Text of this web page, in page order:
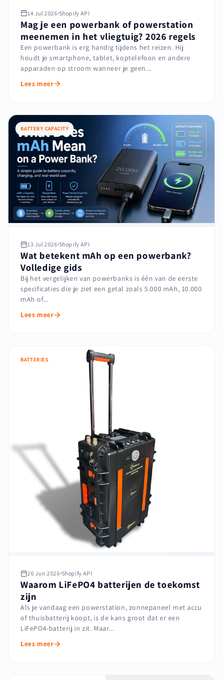
14 Jul 2026 Shopify API
Mag je een powerbank of powerstation
meenemen in het vliegtuig? 2026 regels
Een powerbank is erg handig tijdens het reizen. Hij
houdt je smartphone, tablet, koptelefoon en andere
apparaden op stroom wanneer je geen...
Lees meer
BATTERY CAPACITY
13 Jul 2026 Shopify API
Wat betekent mAh op een powerbank?
Volledige gids
Bij het vergelijken van powerbanks is één van de eerste
specificaties die je ziet een getal zoals 5.000 mAh, 10.000
mAh of...
Lees meer
BATTERIES
26 Jun 2026 Shopify API
Waarom LiFePO4 batterijen de toekomst
zijn
Als je vandaag een powerstation, zonnepaneel met accu
of thuisbatterij koopt, is de kans groot dat er een
LiFePO4-batterij in zit. Maar...
Lees meer